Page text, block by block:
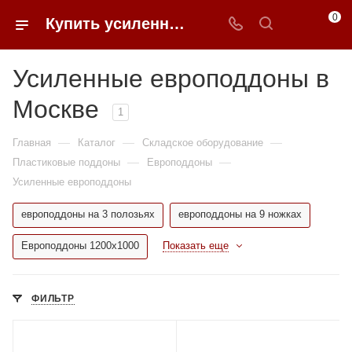
Купить усиленные европоддоны в Москве недорого | 0FFER 0
Усиленные европоддоны в
Москве
1
Главная — Каталог — Складское оборудование —
Пластиковые поддоны — Европоддоны —
Усиленные европоддоны
европоддоны на 3 полозьях европоддоны на 9 ножках
Европоддоны 1200х1000 Показать еще
ФИЛЬТР